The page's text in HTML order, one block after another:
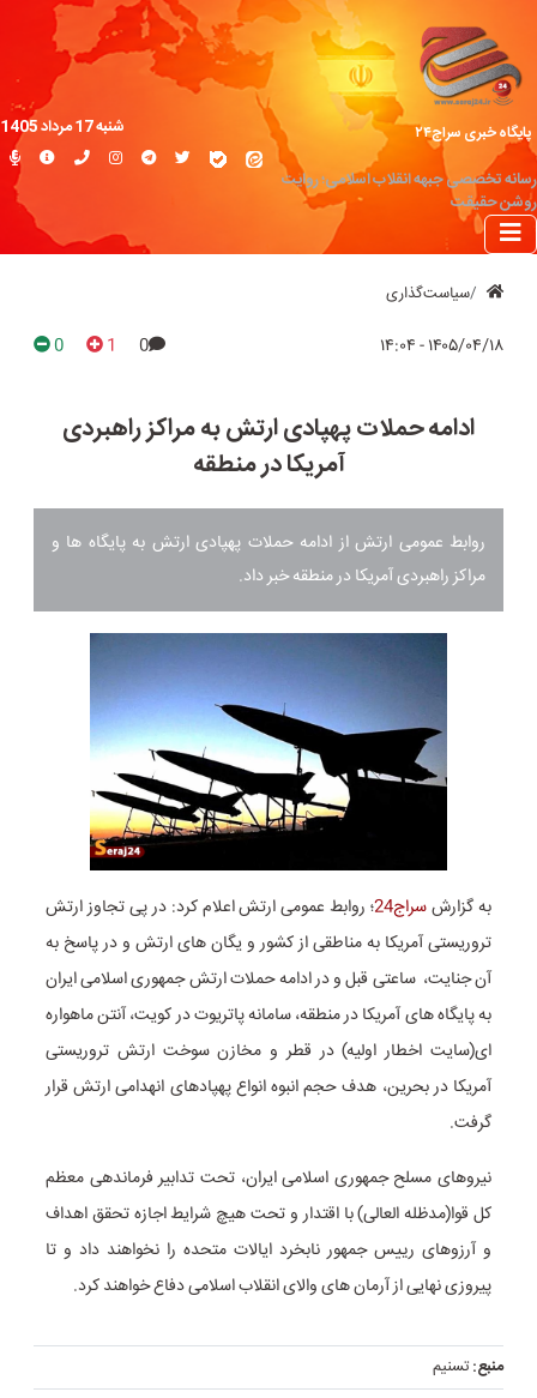
پایگاه خبری سراج۲۴
رسانه تخصصی جبهه انقلاب اسلامی؛ روایت
روشن حقیقت
شنبه 17 مرداد 1405
سیاست‌گذاری
۱۴۰۵/۰۴/۱۸ - ۱۴:۰۴ 0
1
0
ادامه حملات پهپادی ارتش به مراکز راهبردی
آمریکا در منطقه
روابط عمومی ارتش از ادامه حملات پهپادی ارتش به پایگاه ها و
مراکز راهبردی آمریکا در منطقه خبر داد.
به گزارشسراج24
؛ روابط عمومی ارتش اعلام کرد: در پی تجاوز ارتش
تروریستی آمریکا به مناطقی از کشور و یگان های ارتش و در پاسخ به
آن جنایت، ساعتی قبل و در ادامه حملات ارتش جمهوری اسلامی ایران
به پایگاه های آمریکا در منطقه، سامانه پاتریوت در کویت، آنتن ماهواره
ای(سایت اخطار اولیه) در قطر و مخازن سوخت ارتش تروریستی
آمریکا در بحرین، هدف حجم انبوه انواع پهپادهای انهدامی ارتش قرار
گرفت.
نیروهای مسلح جمهوری اسلامی ایران، تحت تدابیر فرماندهی معظم
کل قوا(مدظله العالی) با اقتدار و تحت هیچ شرایط اجازه تحقق اهداف
و آرزوهای رییس جمهور نابخرد ایالات متحده را نخواهند داد و تا
پیروزی نهایی از آرمان های والای انقلاب اسلامی دفاع خواهند کرد.
منبع:تسنیم